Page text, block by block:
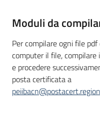
Moduli da
Per compilare ogni file
computer il file,
e procedere
posta certificata a